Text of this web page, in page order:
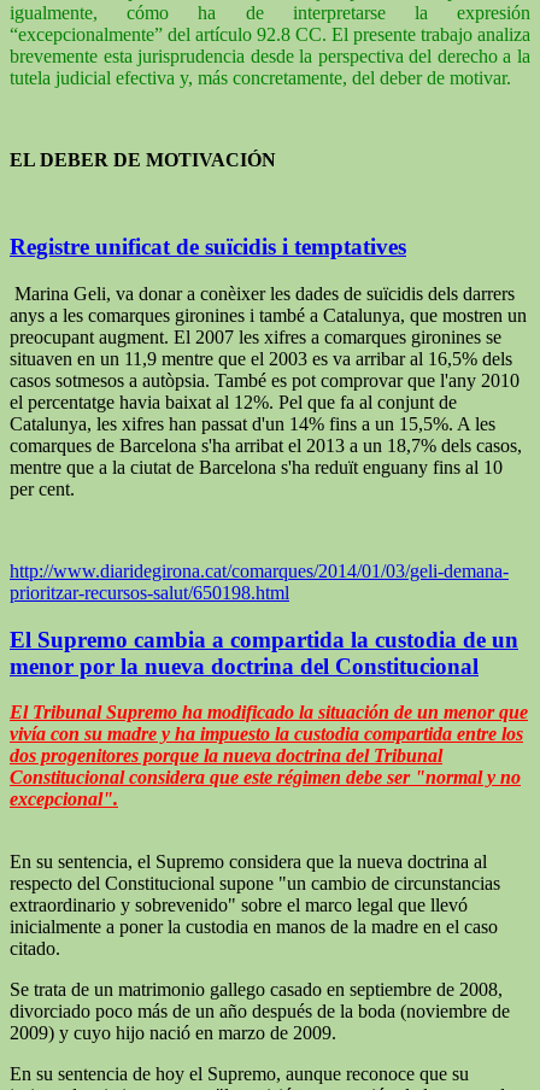
igualmente, cómo ha de interpretarse la expresión
“excepcionalmente” del artículo 92.8 CC. El presente trabajo analiza
brevemente esta jurisprudencia desde la perspectiva del derecho a la
tutela judicial efectiva y, más concretamente, del deber de motivar.
EL DEBER DE MOTIVACIÓN
Registre unificat de suïcidis i temptatives
Marina Geli, va donar a conèixer les dades de suïcidis dels darrers
anys a les comarques gironines i també a Catalunya, que mostren un
preocupant augment. El 2007 les xifres a comarques gironines se
situaven en un 11,9 mentre que el 2003 es va arribar al 16,5% dels
casos sotmesos a autòpsia. També es pot comprovar que l'any 2010
el percentatge havia baixat al 12%. Pel que fa al conjunt de
Catalunya, les xifres han passat d'un 14% fins a un 15,5%. A les
comarques de Barcelona s'ha arribat el 2013 a un 18,7% dels casos,
mentre que a la ciutat de Barcelona s'ha reduït enguany fins al 10
per cent.
http://www.diaridegirona.cat/comarques/2014/01/03/geli-demana-
prioritzar-recursos-salut/650198.html
El Supremo cambia a compartida la custodia de un
menor por la nueva doctrina del Constitucional
El Tribunal Supremo ha modificado la situación de un menor que
vivía con su madre y ha impuesto la custodia compartida entre los
dos progenitores porque la nueva doctrina del Tribunal
Constitucional considera que este régimen debe ser "normal y no
excepcional".
En su sentencia, el Supremo considera que la nueva doctrina al
respecto del Constitucional supone "un cambio de circunstancias
extraordinario y sobrevenido" sobre el marco legal que llevó
inicialmente a poner la custodia en manos de la madre en el caso
citado.
Se trata de un matrimonio gallego casado en septiembre de 2008,
divorciado poco más de un año después de la boda (noviembre de
2009) y cuyo hijo nació en marzo de 2009.
En su sentencia de hoy el Supremo, aunque reconoce que su